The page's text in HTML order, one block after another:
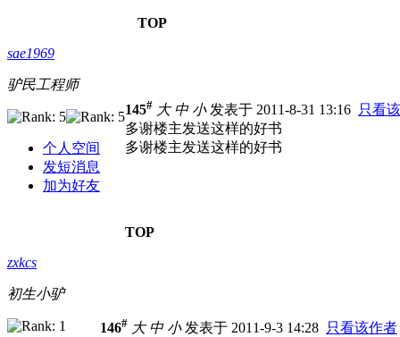
TOP
sae1969
驴民工程师
个人空间
发短消息
加为好友
145# 大 中 小发表于 2011-8-31 13:16 只看
多谢楼主发送这样的好书
多谢楼主发送这样的好书
TOP
zxkcs
初生小驴
146# 大 中 小发表于 2011-9-3 14:28 只看该作者